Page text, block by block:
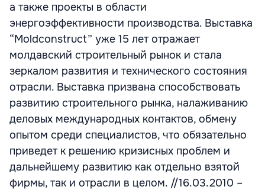
а также проекты в области
энергоэффективности производства. Выставка
“Moldconstruct” уже 15 лет отражает
молдавский строительный рынок и стала
зеркалом развития и технического состояния
отрасли. Выставка призвана способствовать
развитию строительного рынка, налаживанию
деловых международных контактов, обмену
опытом среди специалистов, что обязательно
приведет к решению кризисных проблем и
дальнейшему развитию как отдельно взятой
фирмы, так и отрасли в целом. //16.03.2010 –